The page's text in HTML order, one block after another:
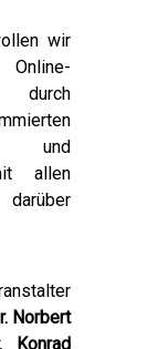
wir
durch
und
allen
Norbert
Konrad